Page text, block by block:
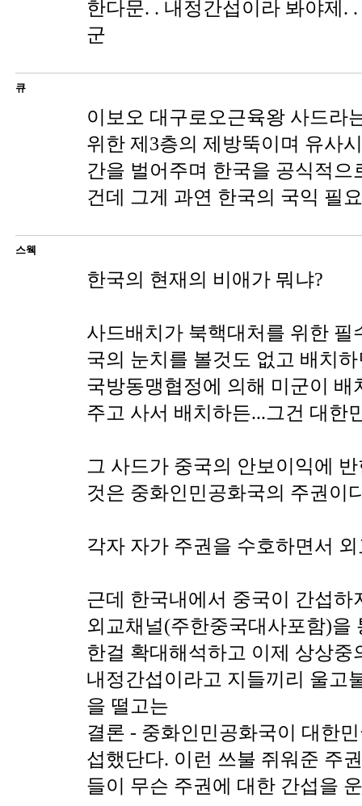
한다문. . 내정간섭이라 봐야제.
군
큐
이보오 대구로오근육왕 사드라
위한 제3층의 제방뚝이며 유사
간을 벌어주며 한국을 공식적으
건데 그게 과연 한국의 국익 필
스웩
한국의 현재의 비애가 뭐냐?
사드배치가 북핵대처를 위한 필
국의 눈치를 볼것도 없고 배치
국방동맹협정에 의해 미군이 배
주고 사서 배치하든...그건 대한
그 사드가 중국의 안보이익에
것은 중화인민공화국의 주권이
각자 자가 주권을 수호하면서
근데 한국내에서 중국이 간섭하
외교채널(주한중국대사포함)을
한걸 확대해석하고 이제 상상중
내정간섭이라고 지들끼리 울고
을 떨고는
결론 - 중화인민공화국이 대한
섭했단다. 이런 쓰불 쥐워준 주
들이 무슨 주권에 대한 간섭을